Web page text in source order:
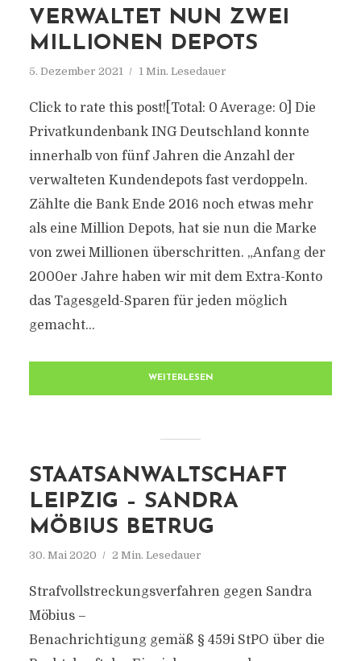
VERWALTET NUN ZWEI
MILLIONEN DEPOTS
5. Dezember 2021 1 Min. Lesedauer
Click to rate this post![Total: 0 Average: 0] Die
Privatkundenbank ING Deutschland konnte
innerhalb von fünf Jahren die Anzahl der
verwalteten Kundendepots fast verdoppeln.
Zählte die Bank Ende 2016 noch etwas mehr
als eine Million Depots, hat sie nun die Marke
von zwei Millionen überschritten. „Anfang der
2000er Jahre haben wir mit dem Extra-Konto
das Tagesgeld-Sparen für jeden möglich
gemacht...
WEITERLESEN
STAATSANWALTSCHAFT
LEIPZIG – SANDRA
MÖBIUS BETRUG
30. Mai 2020 2 Min. Lesedauer
Strafvollstreckungsverfahren gegen Sandra
Möbius –
Benachrichtigung gemäß § 459i StPO über die